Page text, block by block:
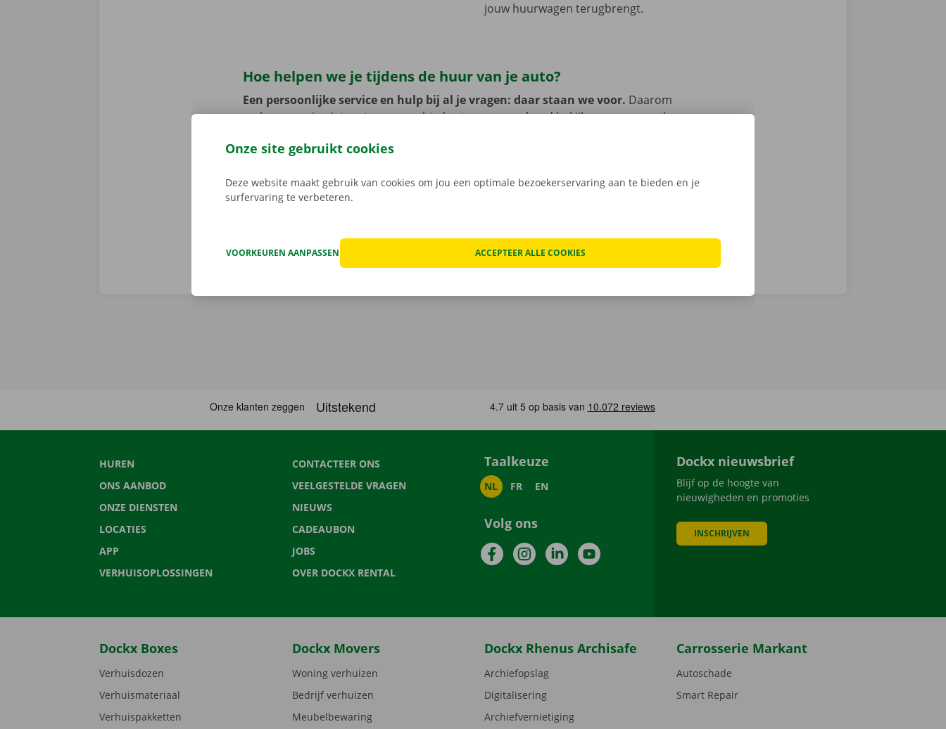
jouw huurwagen terugbrengt.
Hoe helpen we je tijdens de huur van je auto?
Een persoonlijke service en hulp bij al je vragen: daar staan we voor. Daarom
verbazen we je niet met onverwachte kosten: op voorhand bekijken we samen de
er niet op hopen, kan het voorkomen dat je huurwagen onderweg een technische fout
Europa. Zo vertrek je zorgeloos op pad met je huurauto.
HUREN
ONS AANBOD
ONZE DIENSTEN
LOCATIES
APP
VERHUISOPLOSSINGEN
CONTACTEER ONS
VEELGESTELDE VRAGEN
NIEUWS
CADEAUBON
JOBS
OVER DOCKX RENTAL
Taalkeuze
NL FR EN
Volg ons
FacebookInstagramLinkedInYouTube
Dockx nieuwsbrief
Blijf op de hoogte van
nieuwigheden en promoties
INSCHRIJVEN
Dockx Boxes
Verhuisdozen
Verhuismateriaal
Verhuispakketten
Dockx Movers
Woning verhuizen
Bedrijf verhuizen
Meubelbewaring
Dockx Rhenus Archisafe
Archiefopslag
Digitalisering
Archiefvernietiging
Carrosserie Markant
Autoschade
Smart Repair
Onze site gebruikt cookies
Deze website maakt gebruik van cookies om jou een optimale bezoekerservaring aan te bieden en je
surfervaring te verbeteren.
VOORKEUREN AANPASSEN ACCEPTEER ALLE COOKIES